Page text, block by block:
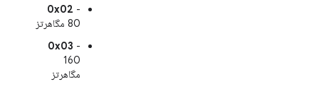
0x02 -
80 مگاهرتز
0x03 -
160
مگاهرتز